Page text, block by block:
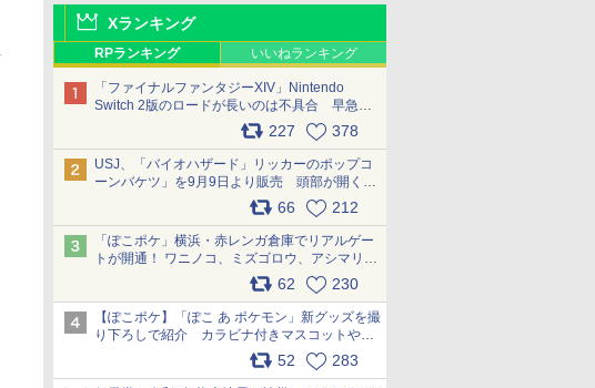
Xランキング
RPランキング いいねランキング
「ファイナルファンタジーXIV」Nintendo
Switch 2版のロードが長いのは不具合 早急に
アップデートできるよう対応中227 378
USJ、「バイオハザード」リッカーのポップコ
ーンバケツ」を9月9日より販売 頭部が開く仕
組み。味は恐怖を堪のう「味噌フレーバー」
66 212
「ぽこポケ」横浜・赤レンガ倉庫でリアルゲー
トが開通！ ワニノコ、ミズゴロウ、アシマリ登
場シーンをレポート pic.x.com/LDgEByVl6D
62 230
【ぽこポケ】「ぽこ あ ポケモン」新グッズを撮
り下ろしで紹介 カラビナ付きマスコットやス
52 283